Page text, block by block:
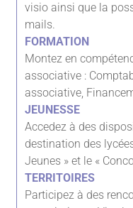
visio ainsi que la
mails.
FORMATION
Montez en
associative :
associative,
JEUNESSE
Accedez à des
destination des
Jeunes » et le «
TERRITOIRES
Participez à des